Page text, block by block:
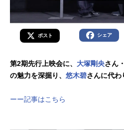
ポスト シェア
第2期先行上映会に、 大塚剛央さん・
の魅力を深掘り、 悠木碧さんに代わ
ーー記事はこちら